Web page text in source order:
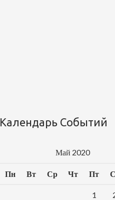
Календарь Событий
Май 2020
Пн Вт Ср Чт Пт
1